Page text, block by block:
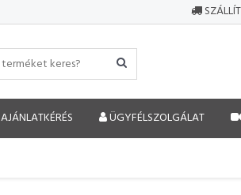
AJÁNLATKÉRÉS ÜGYFÉLSZOLGÁLAT